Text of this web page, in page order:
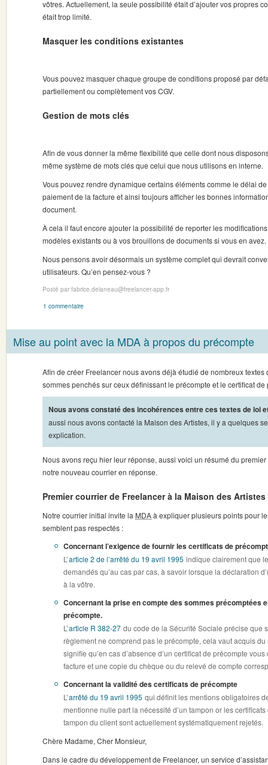
vôtres. Actuellement, la seule possibilité était d’ajouter vos propres
était trop limité.
Masquer les conditions existantes
Vous pouvez masquer chaque groupe de conditions proposé par
partiellement ou complètement vos CGV.
Gestion de mots clés
Afin de vous donner la même flexibilité que celle dont nous
même système de mots clés que celui que nous utilisons en interne.
Vous pouvez rendre dynamique certains éléments comme le délai
paiement de la facture et ainsi toujours afficher les bonnes
document.
À cela il faut encore ajouter la possibilité de reporter les
modèles existants ou à vos brouillons de documents si vous en avez.
Nous pensons avoir désormais un système complet qui devrait
utilisateurs. Qu’en pensez-vous ?
Posté par fabrice.delaneau@freelancer-app.fr
1 commentaire
Mise au point avec la MDA à propos du précompte
Afin de créer Freelancer nous avons déjà étudié de nombreux
sommes penchés sur ceux définissant le précompte et le certificat de
Nous avons constaté des incohérences entre ces textes de loi
aussi nous avons contacté la Maison des Artistes, il y a quelques
explication.
Nous avons reçu hier leur réponse, aussi voici un résumé du
notre nouveau courrier en réponse.
Premier courrier de Freelancer à la Maison des Artistes
Notre courrier initial invite la MDAà expliquer plusieurs points pour
semblent pas respectés :
Concernant l’exigence de fournir les certificats de
L’article 2 de l’arrêté du 19 avril 1995 indique clairement que
demandés qu’au cas par cas, à savoir lorsque la déclaration
à la vôtre.
Concernant la prise en compte des sommes précomptées
précompte.
L’article R 382-27 du code de la Sécurité Sociale précise que
règlement ne comprend pas le précompte, cela vaut acquis
signifie qu’en cas d’absence d’un certificat de précompte
facture et une copie du chèque ou du relevé de compte
Concernant la validité des certificats de précompte
L’arrêté du 19 avril 1995 qui définit les mentions obligatoires
mentionne nulle part la nécessité d’un tampon or les
tampon du client sont actuellement systématiquement rejetés.
Chère Madame, Cher Monsieur,
Dans le cadre du développement de Freelancer, un service